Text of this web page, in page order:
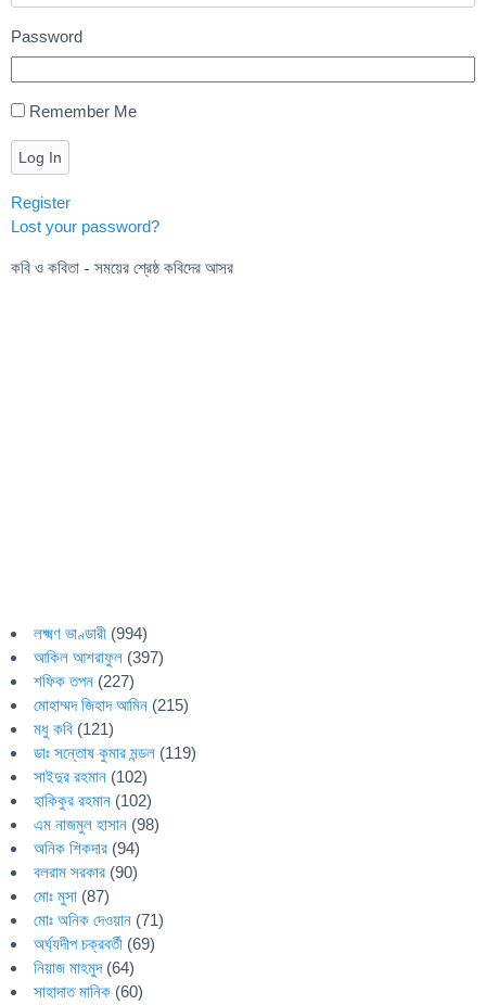
Password
Remember Me
Log In
Register
Lost your password?
কবি ও কবিতা - সময়ের শ্রেষ্ঠ কবিদের আসর
লক্ষ্মণ ভাণ্ডারী (994)
আকিল আশরাফুল (397)
শফিক তপন (227)
মোহাম্মদ জিহাদ আমিন (215)
মধু কবি (121)
ডাঃ সন্তোষ কুমার মন্ডল (119)
সাইদুর রহমান (102)
হাকিকুর রহমান (102)
এম নাজমুল হাসান (98)
অনিক শিকদার (94)
বলরাম সরকার (90)
মোঃ মুসা (87)
মোঃ অনিক দেওয়ান (71)
অর্ঘ্যদীপ চক্রবর্তী (69)
নিয়াজ মাহমুদ(64)
সাহাদাত মানিক (60)